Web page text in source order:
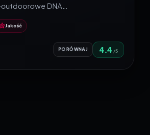
DNA…
Jakość
PORÓWNAJ 4.4 /5